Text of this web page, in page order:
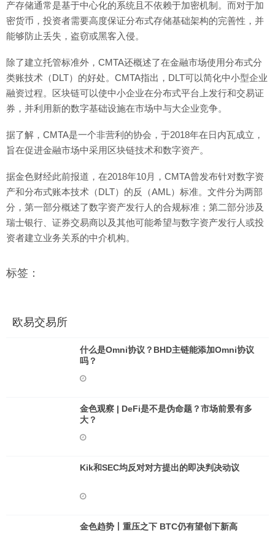
产存储通常是基于中心化的系统且不依赖于加密机制。而对于加
密货币，投资者需要高度保证分布式存储基础架构的完善性，并
能够防止丢失，盗窃或黑客入侵。
除了建立托管标准外，CMTA还概述了在金融市场使用分布式分
类账技术（DLT）的好处。CMTA指出，DLT可以简化中小型企业
融资过程。区块链可以使中小企业在分布式平台上发行和交易证
券，并利用新的数字基础设施在市场中与大企业竞争。
据了解，CMTA是一个非营利的协会，于2018年在日内瓦成立，
旨在促进金融市场中采用区块链技术和数字资产。
据金色财经此前报道，在2018年10月，CMTA曾发布针对数字资
产和分布式账本技术（DLT）的反（AML）标准。文件分为两部
分，第一部分概述了数字资产发行人的合规标准；第二部分涉及
瑞士银行、证券交易商以及其他可能希望与数字资产发行人或投
资者建立业务关系的中介机构。
标签：
欧易交易所
什么是Omni协议？BHD主链能添加Omni协议
吗？
金色观察 | DeFi是不是伪命题？市场前景有多
大？
Kik和SEC均反对对方提出的即决判决动议
金色趋势丨重压之下 BTC仍有望创下新高